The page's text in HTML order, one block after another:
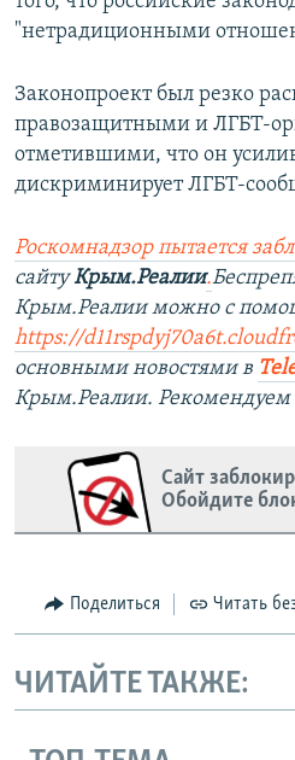
"нетрадиционными
Законопроект был резко
правозащитными и ЛГБТ-
отметившими, что он
дискриминирует ЛГБТ-
Роскомнадзор пытается
сайтуКрым.Реалии.
Крым.Реалии можно с
https://
основными новостями в
Крым.Реалии.
Сайт
Обойдите
Поделиться Читать
ЧИТАЙТЕ ТАКЖЕ: